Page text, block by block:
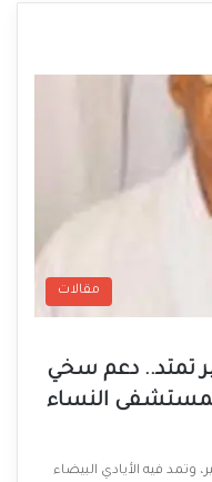
مقالات
تمتد.. دعم سخي
النساء
فيه الأيادي البيضاء